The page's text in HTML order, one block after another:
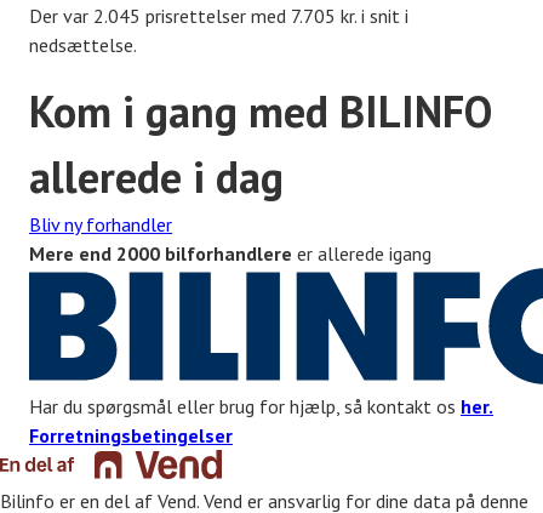
Der var 2.045 prisrettelser med 7.705 kr. i snit i
nedsættelse.
Kom i gang med BILINFO
allerede i dag
Bliv ny forhandler
Mere end 2000 bilforhandlere er allerede igang
Har du spørgsmål eller brug for hjælp, så kontakt os her.
Forretningsbetingelser
Bilinfo er en del af Vend. Vend er ansvarlig for dine data på denne